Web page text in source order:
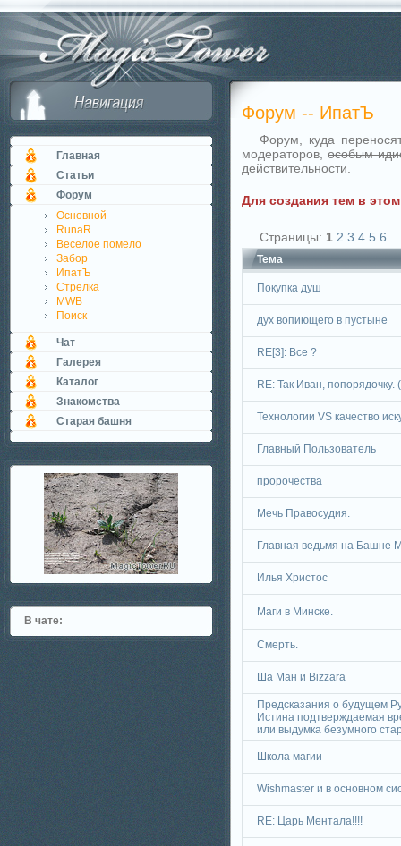
Главная
Статьи
Форум
Основной
RunaR
Веселое помело
Забор
ИпатЪ
Стрелка
MWB
Поиск
Чат
Галерея
Каталог
Знакомства
Старая башня
В чате:
Форум -- ИпатЪ
Форум, куда
модераторов,особым
действительности.
Для создания тем в
Страницы: 1 2 3 4 5 6
Тема
Покупка душ
дух вопиющего в пустыне
RE[3]: Все ?
RE: Так Иван, попорядочку.
Технологии VS качество
Главный Пользователь
пророчества
Мечь Правосудия.
Главная ведьмя на Башне
Илья Христос
Маги в Минске.
Смерть.
Ша Ман и Bizzara
Предсказания о будущем
Истина подтверждаемая
или выдумка безумного
Школа магии
Wishmaster и в основном
RE: Царь Ментала!!!!